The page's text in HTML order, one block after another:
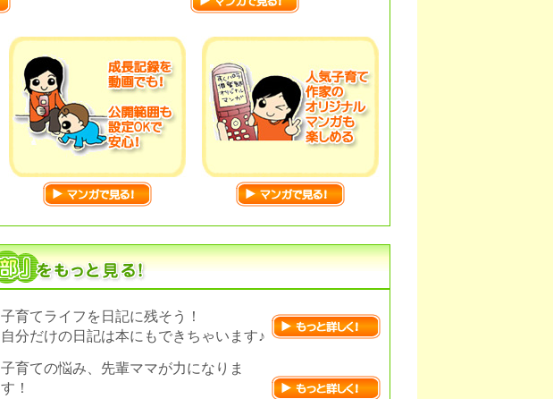
子育てライフを日記に残そう！
自分だけの日記は本にもできちゃいます♪
子育ての悩み、先輩ママが力になりま
す！